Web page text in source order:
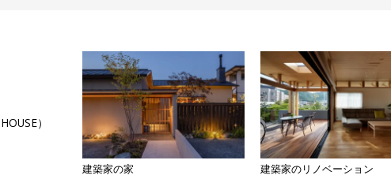
）
建築家の家 建築家のリノベーション